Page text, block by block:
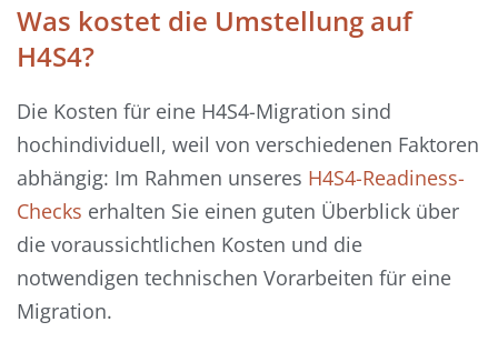
Was kostet die Umstellung auf
H4S4?
Die Kosten für eine H4S4-Migration sind
hochindividuell, weil von verschiedenen Faktoren
abhängig: Im Rahmen unseres H4S4-Readiness-
Checks erhalten Sie einen guten Überblick über
die voraussichtlichen Kosten und die
notwendigen technischen Vorarbeiten für eine
Migration.